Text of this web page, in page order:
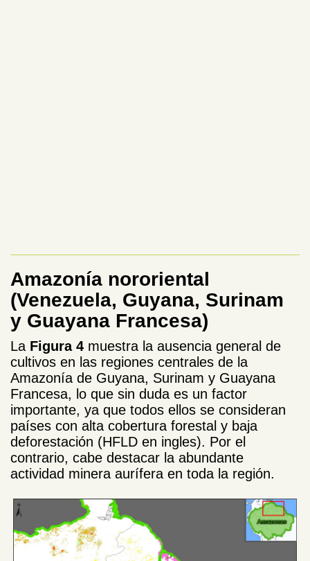
Amazonía nororiental
(Venezuela, Guyana, Surinam
y Guayana Francesa)
La Figura 4 muestra la ausencia general de
cultivos en las regiones centrales de la
Amazonía de Guyana, Surinam y Guayana
Francesa, lo que sin duda es un factor
importante, ya que todos ellos se consideran
países con alta cobertura forestal y baja
deforestación (HFLD en ingles). Por el
contrario, cabe destacar la abundante
actividad minera aurífera en toda la región.